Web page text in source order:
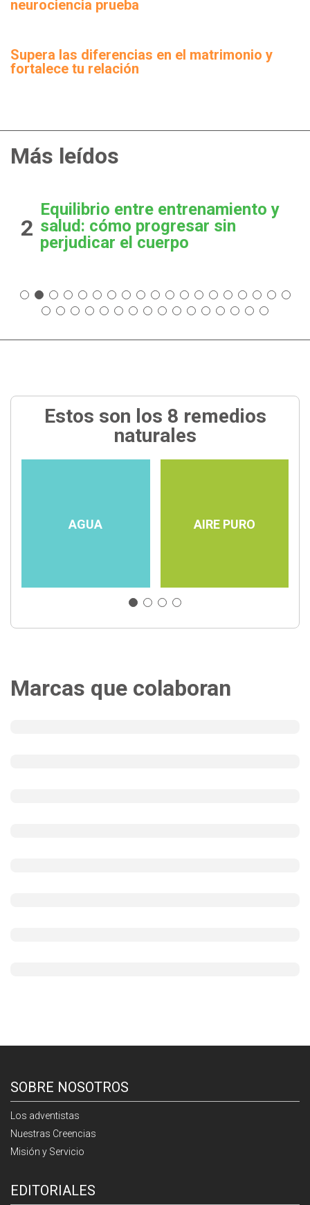
neurociencia prueba
Supera las diferencias en el matrimonio y
fortalece tu relación
Más leídos
2
Equilibrio entre entrenamiento y
salud: cómo progresar sin
perjudicar el cuerpo
Estos son los 8 remedios
naturales
AGUA AIRE PURO
Marcas que colaboran
SOBRE NOSOTROS
Los adventistas
Nuestras Creencias
Misión y Servicio
EDITORIALES